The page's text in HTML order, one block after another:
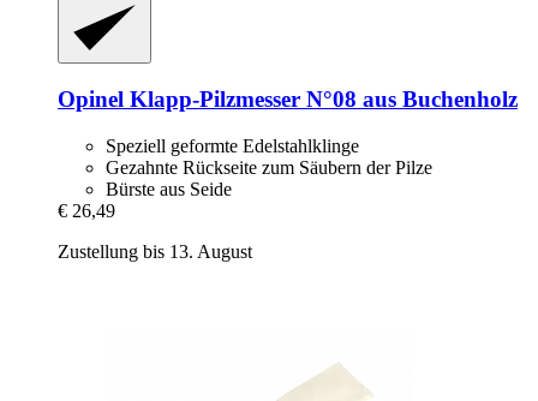
Opinel Klapp-​Pilzmesser N°08 aus Buchenholz
Speziell geformte Edelstahlklinge
Gezahnte Rückseite zum Säubern der Pilze
Bürste aus Seide
€ 26,49
Zustellung bis 13. August